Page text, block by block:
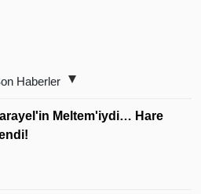
Haberler
Meltem'iydi… Hare